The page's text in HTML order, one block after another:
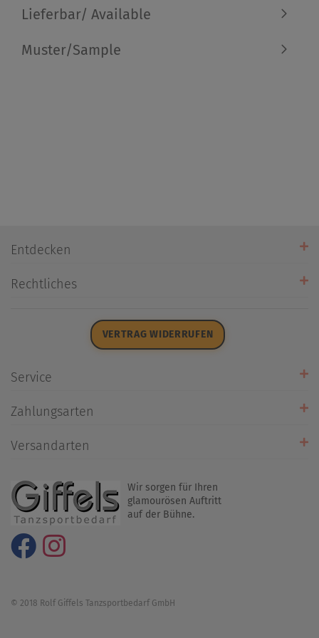
Lieferbar/ Available
Muster/Sample
Entdecken
Öffnungszeiten
Rechtliches
VERTRAG WIDERRUFEN
Service
Rückrufservice
Umtausch/Rücksendung
Zahlungsarten
Versandarten
Wir sorgen für Ihren
glamourösen Auftritt
auf der Bühne.
© 2018 Rolf Giffels Tanzsportbedarf GmbH